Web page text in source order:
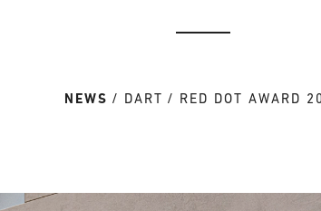
NEWS DART RED DOT AWARD